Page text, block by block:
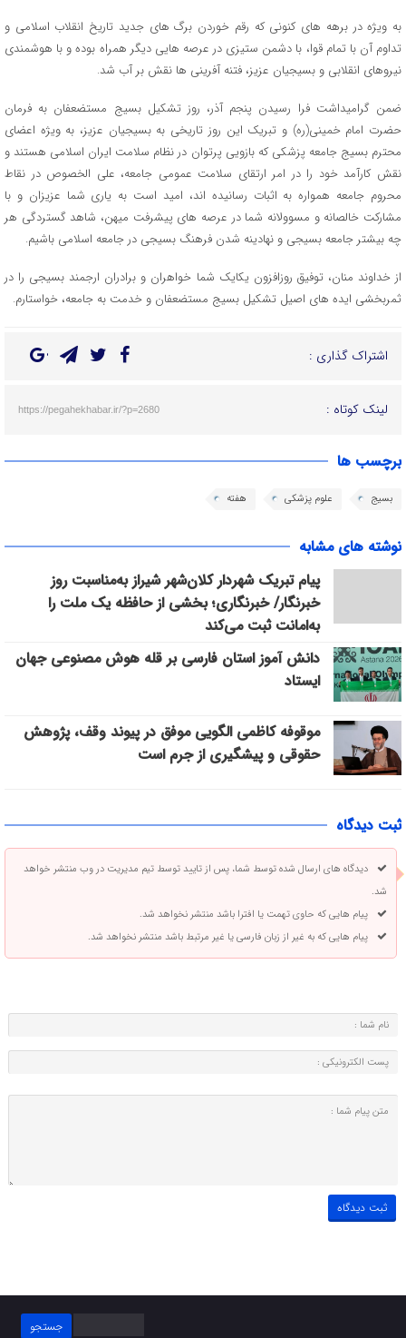
به ویژه در برهه های کنونی که رقم خوردن برگ های جدید تاریخ انقلاب اسلامی و
تداوم آن با تمام قوا، با دشمن ستیزی در عرصه هایی دیگر همراه بوده و با هوشمندی
نیروهای انقلابی و بسیجیان عزیز، فتنه آفرینی ها نقش بر آب شد.
ضمن گرامیداشت فرا رسیدن پنجم آذر، روز تشکیل بسیج مستضعفان به فرمان
حضرت امام خمینی(ره) و تبریک این روز تاریخی به بسیجیان عزیز، به ویژه اعضای
محترم بسیج جامعه پزشکی که بازویی پرتوان در نظام سلامت ایران اسلامی هستند و
نقش کارآمد خود را در امر ارتقای سلامت عمومی جامعه، علی الخصوص در نقاط
محروم جامعه همواره به اثبات رسانیده اند، امید است به یاری شما عزیزان و با
مشارکت خالصانه و مسوولانه شما در عرصه های پیشرفت میهن، شاهد گستردگی هر
چه بیشتر جامعه بسیجی و نهادینه شدن فرهنگ بسیجی در جامعه اسلامی باشیم.
از خداوند منان، توفیق روزافزون یکایک شما خواهران و برادران ارجمند بسیجی را در
ثمربخشی ایده های اصیل تشکیل بسیج مستضعفان و خدمت به جامعه، خواستارم.
اشتراک گذاری :
لینک کوتاه : https://pegahekhabar.ir/?p=2680
برچسب ها
بسیج علوم پزشکی هفته
نوشته های مشابه
پیام تبریک شهردار کلان‌شهر شیراز به‌مناسبت روز
خبرنگار/ خبرنگاری؛ بخشی از حافظه یک ملت را
به‌امانت ثبت می‌کند
دانش آموز استان فارسی بر قله هوش مصنوعی جهان
ایستاد
موقوفه کاظمی الگویی موفق در پیوند وقف، پژوهش
حقوقی و پیشگیری از جرم است
ثبت دیدگاه
دیدگاه های ارسال شده توسط شما، پس از تایید توسط تیم مدیریت در وب منتشر خواهد
شد.
پیام هایی که حاوی تهمت یا افترا باشد منتشر نخواهد شد.
پیام هایی که به غیر از زبان فارسی یا غیر مرتبط باشد منتشر نخواهد شد.
جستجو